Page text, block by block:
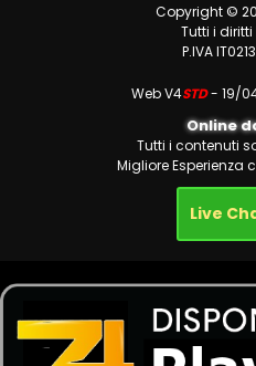
Copyright ©
Tutti i diritti
P.IVA
Web V4STD- 19/
Online
Tutti i contenuti
Migliore Esperienza
Live